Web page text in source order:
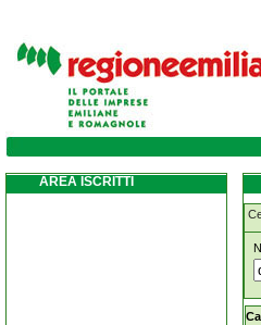
distributori-
AREA ISCRITTI